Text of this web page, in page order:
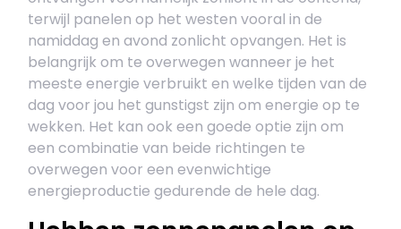
terwijl panelen op het westen vooral in de
namiddag en avond zonlicht opvangen. Het is
belangrijk om te overwegen wanneer je het
meeste energie verbruikt en welke tijden van de
dag voor jou het gunstigst zijn om energie op te
wekken. Het kan ook een goede optie zijn om
een combinatie van beide richtingen te
overwegen voor een evenwichtige
energieproductie gedurende de hele dag.